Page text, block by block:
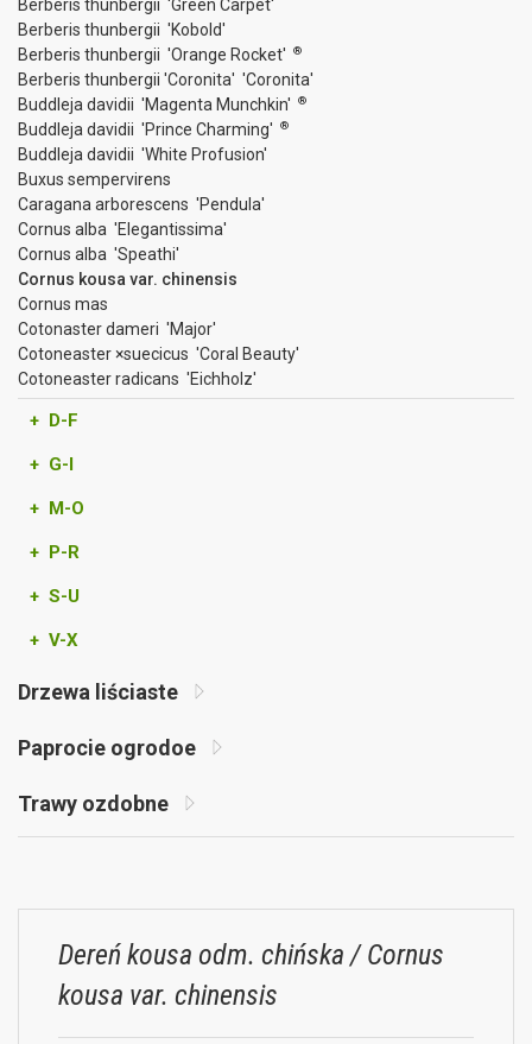
Berberis thunbergii 'Green Carpet'
Berberis thunbergii 'Kobold'
Berberis thunbergii 'Orange Rocket'
®
Berberis thunbergii 'Coronita' 'Coronita'
Buddleja davidii 'Magenta Munchkin'
®
Buddleja davidii 'Prince Charming' ®
Buddleja davidii 'White Profusion'
Buxus sempervirens
Caragana arborescens 'Pendula'
Cornus alba 'Elegantissima'
Cornus alba 'Speathi'
Cornus kousa var. chinensis
Cornus mas
Cotonaster dameri 'Major'
Cotoneaster ×suecicus 'Coral Beauty'
Cotoneaster radicans 'Eichholz'
+ D-F
+ G-I
+ M-O
+ P-R
+ S-U
+ V-X
Drzewa liściaste
Paprocie ogrodoe
Trawy ozdobne
Dereń kousa odm. chińska / Cornus
kousa var. chinensis